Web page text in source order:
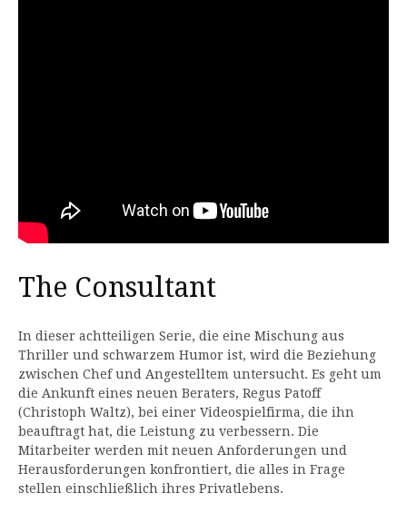
The Consultant
In dieser achtteiligen Serie, die eine Mischung aus
Thriller und schwarzem Humor ist, wird die Beziehung
zwischen Chef und Angestelltem untersucht. Es geht um
die Ankunft eines neuen Beraters, Regus Patoff
(Christoph Waltz), bei einer Videospielfirma, die ihn
beauftragt hat, die Leistung zu verbessern. Die
Mitarbeiter werden mit neuen Anforderungen und
Herausforderungen konfrontiert, die alles in Frage
stellen einschließlich ihres Privatlebens.